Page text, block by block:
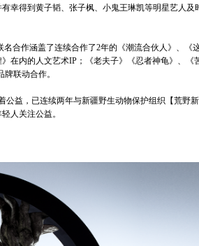
幸得到黄子韬、张子枫、小鬼王琳凯等明星艺人及
合作涵盖了连续合作了2年的《潮流合伙人》、《
在内的人文艺术IP；《老夫子》《忍者神龟》、《
联动合作。
益，已连续两年与新疆野生动物保护组织【荒野新
人关注公益。